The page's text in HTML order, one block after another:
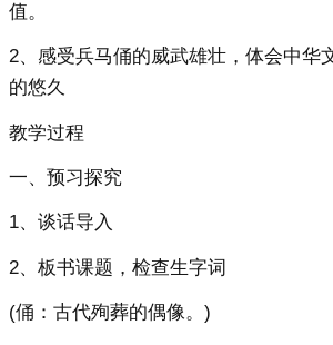
值。
2、感受兵马俑的威武雄壮，体会中华
的悠久
教学过程
一、预习探究
1、谈话导入
2、板书课题，检查生字词
(俑：古代殉葬的偶像。)